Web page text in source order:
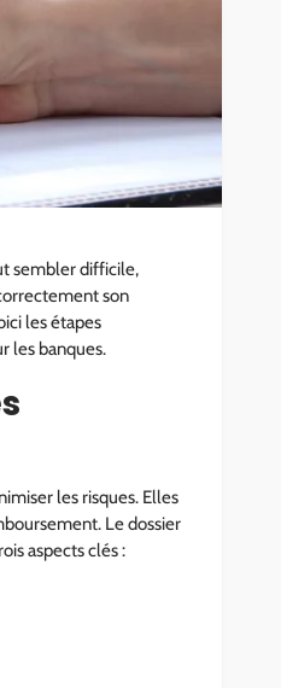
sembler difficile,
son
les étapes
les banques.
les risques. Elles
Le dossier
aspects clés :
du CSE
sociale des
8 mois ago